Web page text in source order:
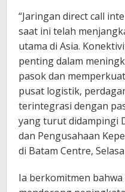
“Jaringan direct call
saat ini telah
utama di Asia.
penting dalam
pasok dan
pusat logistik,
terintegrasi dengan
yang turut didampingi
dan Pengusahaan
di Batam Centre,
Ia berkomitmen